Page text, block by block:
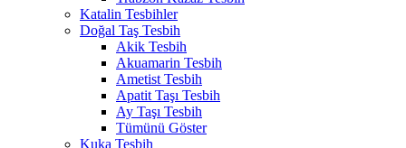
Katalin Tesbihler
Doğal Taş Tesbih
Akik Tesbih
Akuamarin Tesbih
Ametist Tesbih
Apatit Taşı Tesbih
Ay Taşı Tesbih
Tümünü Göster
Kuka Tesbih